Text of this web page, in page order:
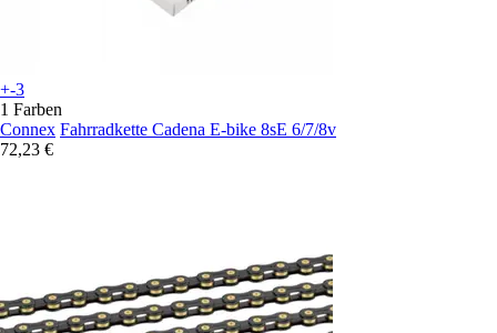
+-3
1 Farben
Connex Fahrradkette Cadena E-bike 8sE 6/7/8v
72,23 €